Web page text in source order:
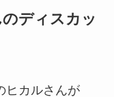
ディスカッ
ヒカルさんが